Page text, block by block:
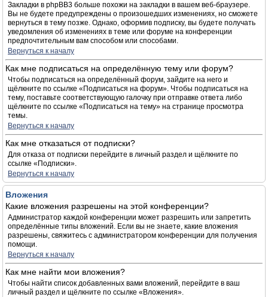
Закладки в phpBB3 больше похожи на закладки в вашем веб-браузере.
Вы не будете предупреждены о произошедших изменениях, но сможете
вернуться в тему позже. Однако, оформив подписку, вы будете получать
уведомления об изменениях в теме или форуме на конференции
предпочтительным вам способом или способами.
Вернуться к началу
Как мне подписаться на определённую тему или форум?
Чтобы подписаться на определённый форум, зайдите на него и
щёлкните по ссылке «Подписаться на форум». Чтобы подписаться на
тему, поставьте соответствующую галочку при отправке ответа либо
щёлкните по ссылке «Подписаться на тему» на странице просмотра
темы.
Вернуться к началу
Как мне отказаться от подписки?
Для отказа от подписки перейдите в личный раздел и щёлкните по
ссылке «Подписки».
Вернуться к началу
Вложения
Какие вложения разрешены на этой конференции?
Администратор каждой конференции может разрешить или запретить
определённые типы вложений. Если вы не знаете, какие вложения
разрешены, свяжитесь с администратором конференции для получения
помощи.
Вернуться к началу
Как мне найти мои вложения?
Чтобы найти список добавленных вами вложений, перейдите в ваш
личный раздел и щёлкните по ссылке «Вложения».